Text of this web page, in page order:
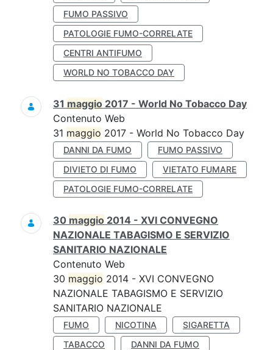
FUMO PASSIVO
PATOLOGIE FUMO-CORRELATE
CENTRI ANTIFUMO
WORLD NO TOBACCO DAY
31 maggio 2017 - World No Tobacco Day
Contenuto Web
31 maggio 2017 - World No Tobacco Day
DANNI DA FUMO
FUMO PASSIVO
DIVIETO DI FUMO
VIETATO FUMARE
PATOLOGIE FUMO-CORRELATE
30 maggio 2014 - XVI CONVEGNO
NAZIONALE TABAGISMO E SERVIZIO
SANITARIO NAZIONALE
Contenuto Web
30 maggio 2014 - XVI CONVEGNO
NAZIONALE TABAGISMO E SERVIZIO
SANITARIO NAZIONALE
FUMO NICOTINA
SIGARETTA
TABACCO
DANNI DA FUMO